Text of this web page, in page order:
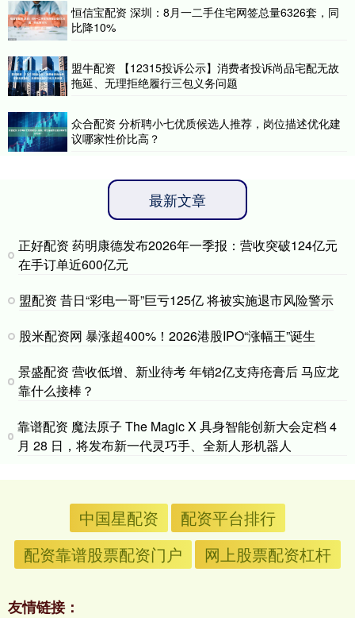
恒信宝配资 深圳：8月一二手住宅网签总量6326套，同
比降10%
盟牛配资 【12315投诉公示】消费者投诉尚品宅配无故
拖延、无理拒绝履行三包义务问题
众合配资 分析聘小七优质候选人推荐，岗位描述优化建
议哪家性价比高？
最新文章
正好配资 药明康德发布2026年一季报：营收突破124亿元
在手订单近600亿元
盟配资 昔日“彩电一哥”巨亏125亿 将被实施退市风险警示
股米配资网 暴涨超400%！2026港股IPO“涨幅王”诞生
景盛配资 营收低增、新业待考 年销2亿支痔疮膏后 马应龙
靠什么接棒？
靠谱配资 魔法原子 The Magic X 具身智能创新大会定档 4
月 28 日，将发布新一代灵巧手、全新人形机器人
中国星配资
配资平台排行
配资靠谱股票配资门户
网上股票配资杠杆
友情链接：